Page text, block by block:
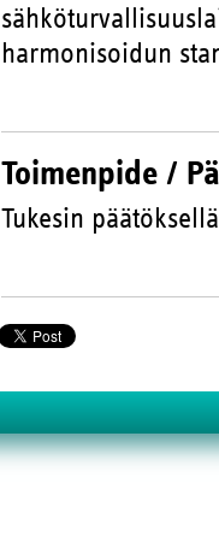
harmonisoidun
Toimenpide /
Tukesin